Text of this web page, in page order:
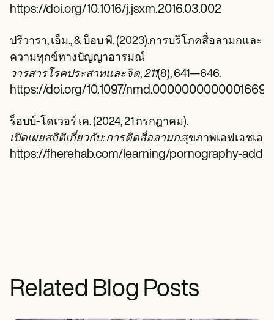
https://doi.org/10.1016/j.jsxm.2016.03.002
ปรีวารา, เอ็ม., & บ็อบ พี. (2023).การบริโภคสื่อลามกและ
ความทุกข์ทางปัญญาอารมณ์
วารสารโรคประสาทและจิต, 211(8), 641—646.
https://doi.org/10.1097/nmd.0000000000001669
ร็อบบ์-โดเวอร์ เค. (2024, 21 กรกฎาคม).
เปิดเผยสถิติเกี่ยวกับ: การติดสื่อลามก.สุขภาพเอฟเอชเอ
https://fherehab.com/learning/pornography-
Related Blog Posts